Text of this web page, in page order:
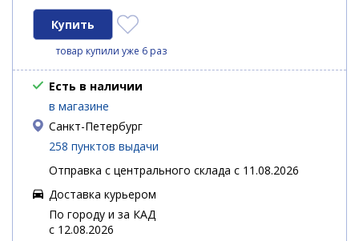
товар купили уже 6 раз
Есть в наличии
в магазине
Санкт-Петербург
258 пунктов выдачи
Отправка с центрального склада с 11.08.2026
Доставка курьером
По городу и за КАД
c 12.08.2026